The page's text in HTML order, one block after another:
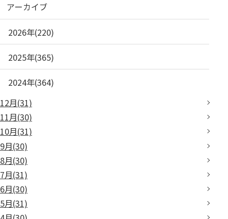
アーカイブ
2026年(220)
2025年(365)
2024年(364)
12月(31)
11月(30)
10月(31)
9月(30)
8月(30)
7月(31)
6月(30)
5月(31)